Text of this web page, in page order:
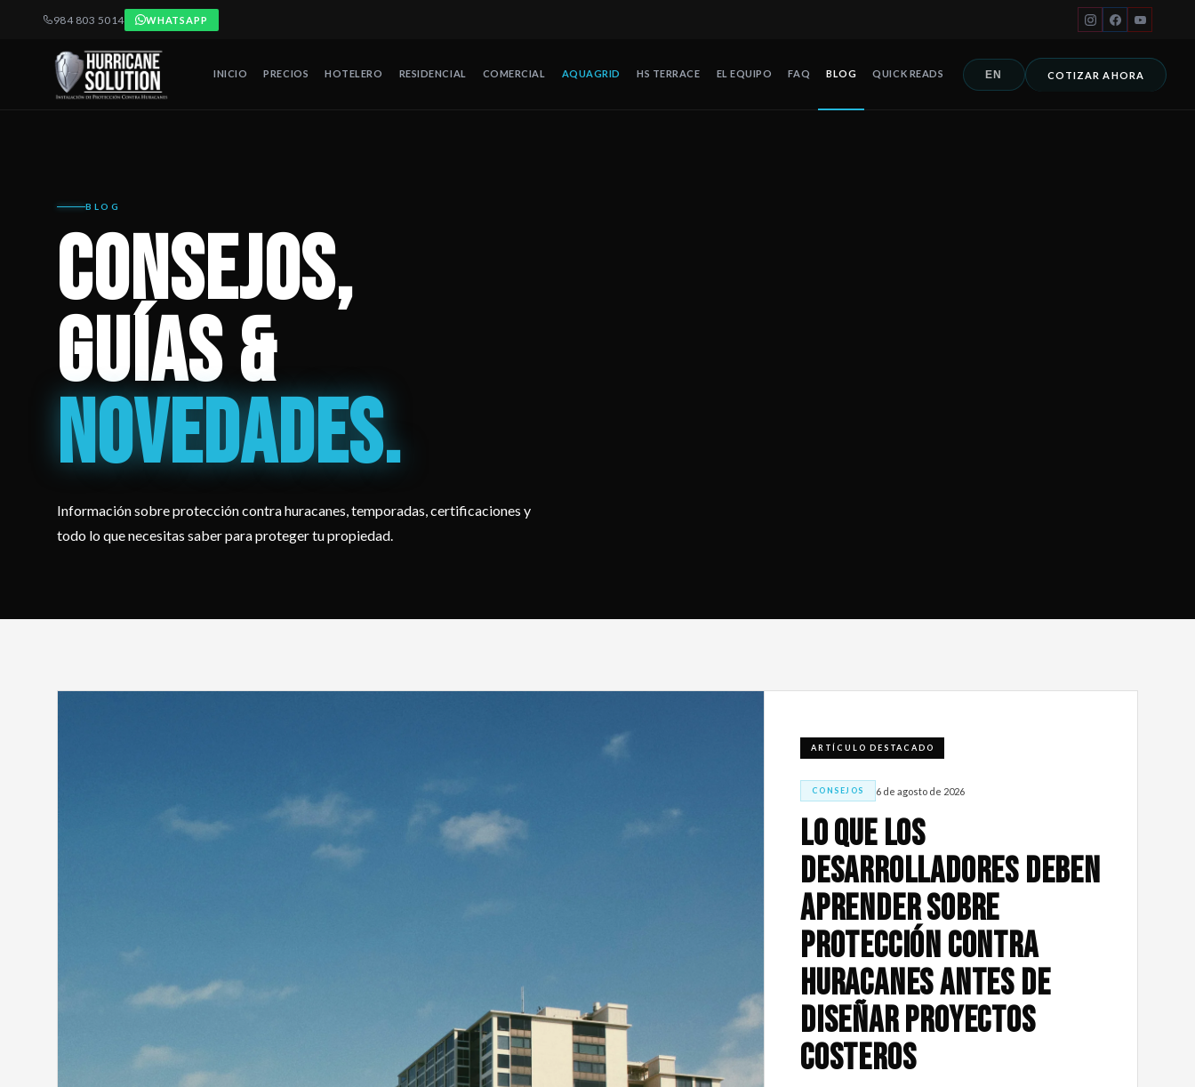
984 803 5014 WHATSAPP
INICIO PRECIOS HOTELERO RESIDENCIAL COMERCIAL AQUAGRID HS TERRACE EL EQUIPO FAQ BLOG QUICK READS EN COTIZAR AHORA
BLOG
CONSEJOS,
GUÍAS &
NOVEDADES.
Información sobre protección contra huracanes, temporadas, certificaciones y
todo lo que necesitas saber para proteger tu propiedad.
ARTÍCULO DESTACADO
CONSEJOS 6 de agosto de 2026
Lo que los
desarrolladores deben
aprender sobre
protección contra
huracanes antes de
diseñar proyectos
costeros